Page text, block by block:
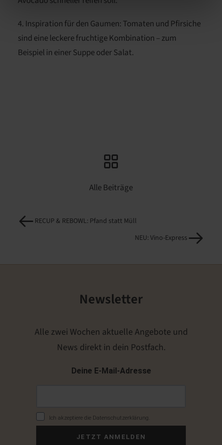
4. Inspiration für den Gaumen: Tomaten und Pfirsiche
sind eine leckere fruchtige Kombination – zum
Beispiel in einer Suppe oder Salat.
Alle Beiträge
RECUP & REBOWL: Pfand statt Müll
NEU: Vino-Express
Newsletter
Alle zwei Wochen aktuelle Angebote und
News direkt in dein Postfach.
Deine E-Mail-Adresse
Ich akzeptiere die Datenschutzerklärung.
JETZT ANMELDEN